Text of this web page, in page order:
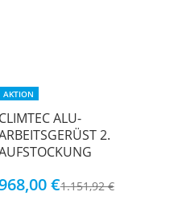
AKTION
CLIMTEC ALU-
2.
€1.151,92 €